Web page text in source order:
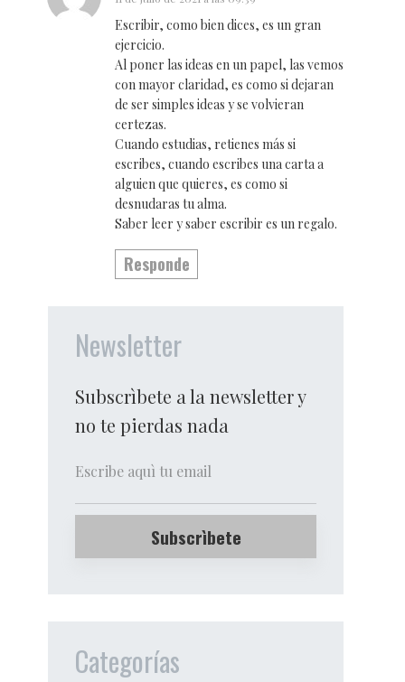
Escribir, como bien dices, es un gran
ejercicio.
Al poner las ideas en un papel, las vemos
con mayor claridad, es como si dejaran
de ser simples ideas y se volvieran
certezas.
Cuando estudias, retienes más si
escribes, cuando escribes una carta a
alguien que quieres, es como si
desnudaras tu alma.
Saber leer y saber escribir es un regalo.
Responde
Newsletter
Subscrìbete a la newsletter y
no te pierdas nada
Categorías